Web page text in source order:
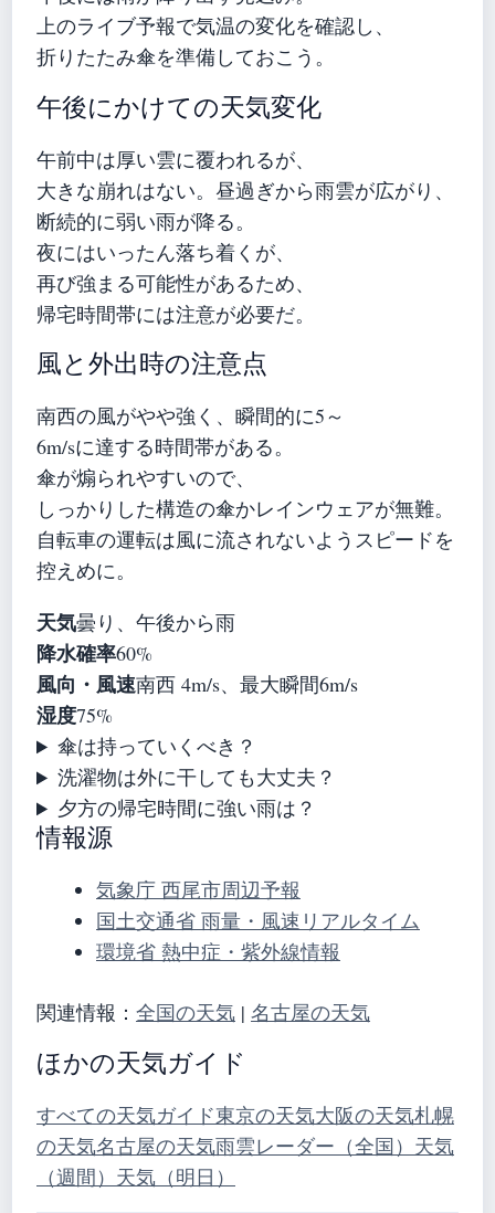
上のライブ予報で気温の変化を確認し、
折りたたみ傘を準備しておこう。
午後にかけての天気変化
午前中は厚い雲に覆われるが、
大きな崩れはない。昼過ぎから雨雲が広がり、
断続的に弱い雨が降る。
夜にはいったん落ち着くが、
再び強まる可能性があるため、
帰宅時間帯には注意が必要だ。
風と外出時の注意点
南西の風がやや強く、瞬間的に5～
6m/sに達する時間帯がある。
傘が煽られやすいので、
しっかりした構造の傘かレインウェアが無難。
自転車の運転は風に流されないようスピードを
控えめに。
天気曇り、午後から雨
降水確率60%
風向・風速南西 4m/s、最大瞬間6m/s
湿度75%
傘は持っていくべき？
洗濯物は外に干しても大丈夫？
夕方の帰宅時間に強い雨は？
情報源
気象庁 西尾市周辺予報
国土交通省 雨量・風速リアルタイム
環境省 熱中症・紫外線情報
関連情報： 全国の天気 | 名古屋の天気
ほかの天気ガイド
すべての天気ガイド東京の天気大阪の天気札幌
の天気名古屋の天気雨雲レーダー（全国） 天気
（週間） 天気（明日）